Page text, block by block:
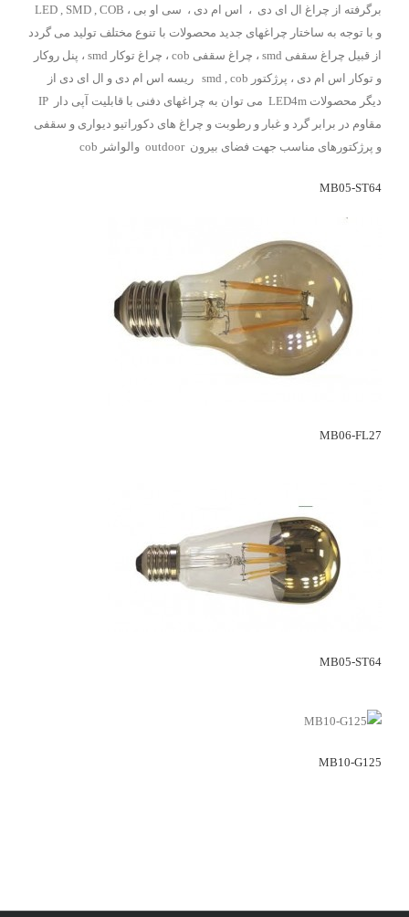
برگرفته از چراغ ال ای دی ، اس ام دی ، سی او بی ، LED , SMD , COB
و با توجه به ساختار چراغهای جدید محصولات با تنوع مختلف تولید می گردد
از قبیل چراغ سقفی smd ، چراغ سقفی cob ، چراغ توکار smd ، پنل روکار
و توکار اس ام دی ، پرژکتور smd , cob ریسه اس ام دی و ال ای دی از
دیگر محصولات LED4m می توان به چراغهای دفنی با قابلیت آپی دار IP
مقاوم در برابر گرد و غبار و رطوبت و چراغ های دکوراتیو دیواری و سقفی
و پرژکتورهای مناسب جهت فضای بیرون outdoor والواشر cob
MB05-ST64
MB06-FL27
MB05-ST64
MB10-G125